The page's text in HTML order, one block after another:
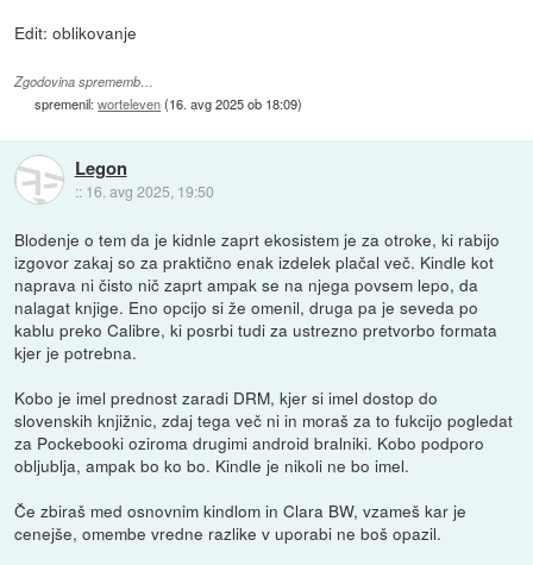
Edit: oblikovanje
Zgodovina sprememb…
spremenil:worteleven(16. avg 2025 ob 18:09)
Legon
:: 16. avg 2025, 19:50
Blodenje o tem da je kidnle zaprt ekosistem je za otroke, ki rabijo
izgovor zakaj so za praktično enak izdelek plačal več. Kindle kot
naprava ni čisto nič zaprt ampak se na njega povsem lepo, da
nalagat knjige. Eno opcijo si že omenil, druga pa je seveda po
kablu preko Calibre, ki posrbi tudi za ustrezno pretvorbo formata
kjer je potrebna.
Kobo je imel prednost zaradi DRM, kjer si imel dostop do
slovenskih knjižnic, zdaj tega več ni in moraš za to fukcijo pogledat
za Pockebooki oziroma drugimi android bralniki. Kobo podporo
obljublja, ampak bo ko bo. Kindle je nikoli ne bo imel.
Če zbiraš med osnovnim kindlom in Clara BW, vzameš kar je
cenejše, omembe vredne razlike v uporabi ne boš opazil.